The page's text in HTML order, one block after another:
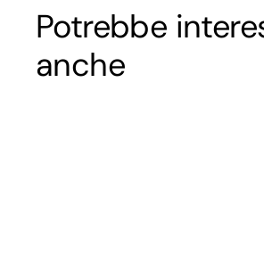
Potrebbe
anche